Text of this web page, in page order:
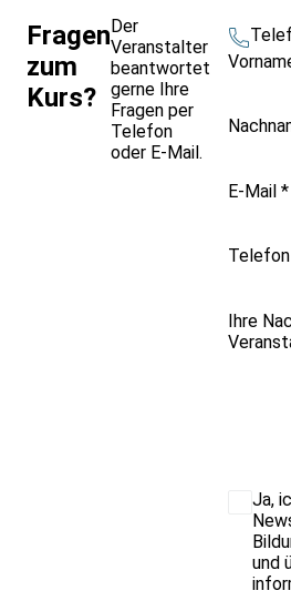
Fragen
zum
Kurs?
Der
Veranstalter
beantwortet
gerne Ihre
Fragen per
Telefon
oder E-Mail.
E-Mail *
Telefon
Ihre
Ja,
und